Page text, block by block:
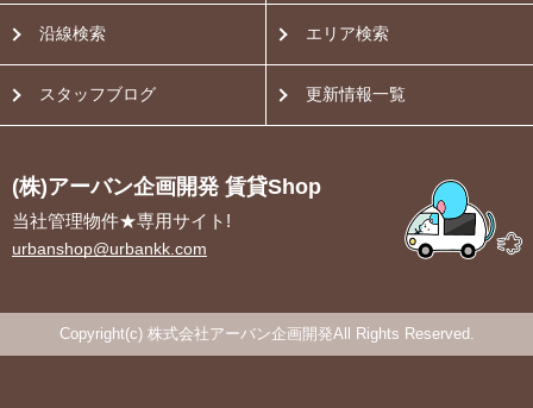
沿線検索 エリア検索
スタッフブログ 更新情報一覧
(株)アーバン企画開発 賃貸Shop
当社管理物件★専用サイト!
urbanshop@urbankk.com
Copyright(c) 株式会社アーバン企画開発All Rights Reserved.